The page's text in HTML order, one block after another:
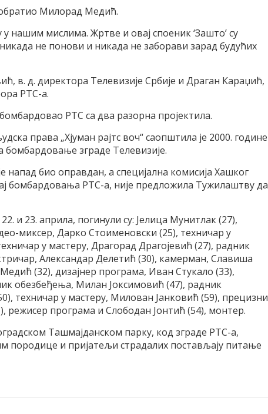
Милорад Медић.
нашим мислима. Жртве и овај споеник ‘Зашто’ су
не понови и никада не заборави зарад будућих
в. д. директора Телевизије Србије и Драган Караџић,
РТС-а.
РТС са два разорна пројектила.
права „Хјуман рајтс воч“ саопштила је 2000. године
зграде Телевизије.
напад био оправдан, а специјална комисија Хашког
бомбардовања РТС-а, није предложила Тужилаштву да
и 23. априла, погинули су: Јелица Мунитлак (27),
миксер, Дарко Стоименовски (25), техничар у
у мастеру, Драгорад Драгојевић (27), радник
Александар Делетић (30), камерман, Славиша
(32), дизајнер програма, Иван Стукало (33),
обезбеђења, Милан Јоксимовић (47), радник
техничар у мастеру, Милован Јанковић (59), прецизни
програма и Слободан Јонтић (54), монтер.
Ташмајданском парку, код зграде РТС-а,
породице и пријатељи страдалих постављају питање